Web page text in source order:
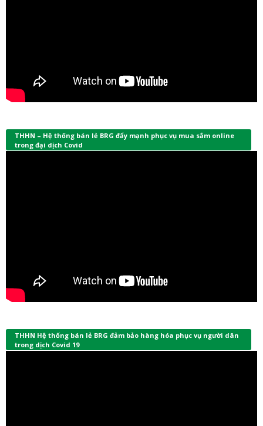
THHN – Hệ thống bán lẻ BRG đẩy mạnh phục vụ mua sắm online
trong đại dịch Covid
THHN Hệ thống bán lẻ BRG đảm bảo hàng hóa phục vụ người dân
trong dịch Covid 19